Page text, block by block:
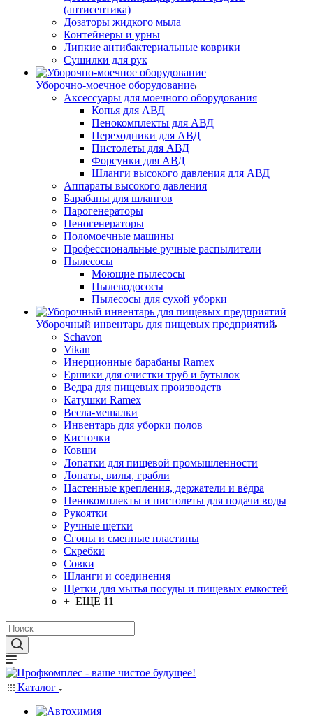
(антисептика)
Дозаторы жидкого мыла
Контейнеры и урны
Липкие антибактериальные коврики
Сушилки для рук
Уборочно-моечное оборудование
Аксессуары для моечного оборудования
Копья для АВД
Пенокомплекты для АВД
Переходники для АВД
Пистолеты для АВД
Форсунки для АВД
Шланги высокого давления для АВД
Аппараты высокого давления
Барабаны для шлангов
Парогенераторы
Пеногенераторы
Поломоечные машины
Профессиональные ручные распылители
Пылесосы
Моющие пылесосы
Пылеводососы
Пылесосы для сухой уборки
Уборочный инвентарь для пищевых предприятий
Schavon
Vikan
Инерционные барабаны Ramex
Ершики для очистки труб и бутылок
Ведра для пищевых производств
Катушки Ramex
Весла-мешалки
Инвентарь для уборки полов
Кисточки
Ковши
Лопатки для пищевой промышленности
Лопаты, вилы, грабли
Настенные крепления, держатели и вёдра
Пенокомплекты и пистолеты для подачи воды
Рукоятки
Ручные щетки
Сгоны и сменные пластины
Скребки
Совки
Шланги и соединения
Щетки для мытья посуды и пищевых емкостей
+ ЕЩЕ 11
Каталог